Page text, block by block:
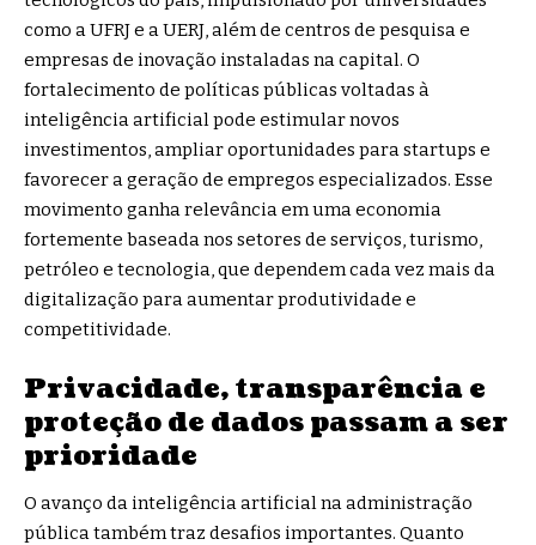
como a UFRJ e a UERJ, além de centros de pesquisa e
empresas de inovação instaladas na capital. O
fortalecimento de políticas públicas voltadas à
inteligência artificial pode estimular novos
investimentos, ampliar oportunidades para startups e
favorecer a geração de empregos especializados. Esse
movimento ganha relevância em uma economia
fortemente baseada nos setores de serviços, turismo,
petróleo e tecnologia, que dependem cada vez mais da
digitalização para aumentar produtividade e
competitividade.
Privacidade, transparência e
proteção de dados passam a ser
prioridade
O avanço da inteligência artificial na administração
pública também traz desafios importantes. Quanto